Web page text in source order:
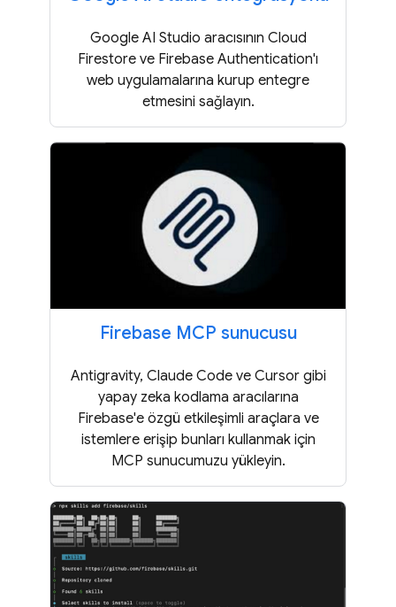
Google AI Studio aracısının Cloud
Firestore ve Firebase Authentication'ı
web uygulamalarına kurup entegre
etmesini sağlayın.
Firebase MCP sunucusu
Antigravity, Claude Code ve Cursor gibi
yapay zeka kodlama aracılarına
Firebase'e özgü etkileşimli araçlara ve
istemlere erişip bunları kullanmak için
MCP sunucumuzu yükleyin.